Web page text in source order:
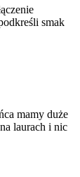
smak
mamy duże
laurach i nic